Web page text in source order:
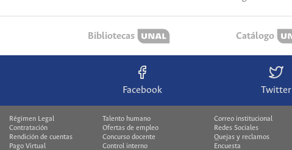
Bibliotecas Catálogo
Facebook Twitter
Régimen Legal
Talento humano
Contratación
Ofertas de empleo
Rendición de cuentas
Concurso docente
Pago Virtual
Control interno
Correo institucional
Redes Sociales
Quejas y reclamos
Encuesta